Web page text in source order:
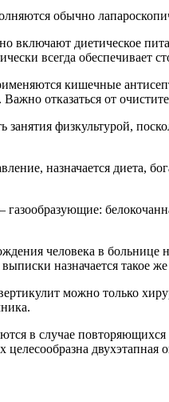
обычно
включают диетическое
всегда обеспечивает
кишечные
отказаться от
занятия физкультурой,
назначается диета,
человека в
назначается такое
можно только
в случае